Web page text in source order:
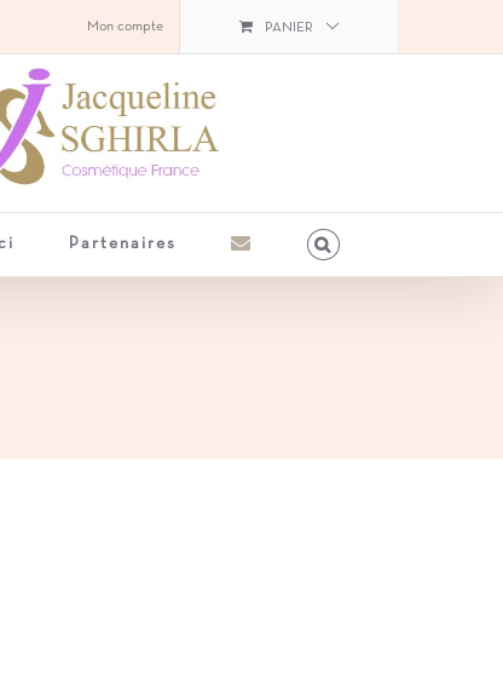
Mon compte PANIER
Partenaires